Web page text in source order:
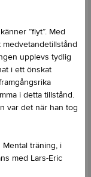
”flyt”. Med
upplevs tydlig
i ett önskat
i detta tillstånd.
var det när han tog
träning, i
med Lars-Eric